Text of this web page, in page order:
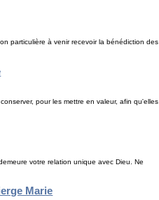
particulière à venir recevoir la bénédiction des
pour les mettre en valeur, afin qu'elles
votre relation unique avec Dieu. Ne
Marie